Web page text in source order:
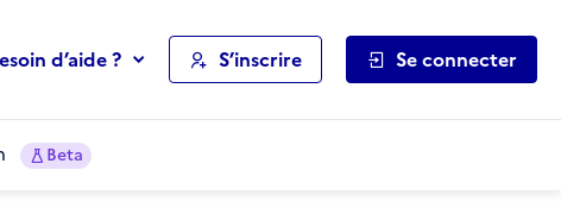
d’aide ? S’inscrire Se connecter
Beta